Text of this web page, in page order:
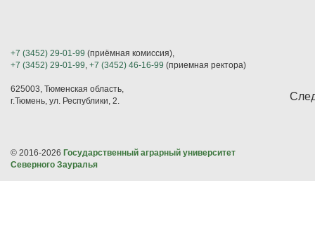
+7 (3452) 29-01-99 (приёмная комиссия),
+7 (3452) 29-01-99, +7 (3452) 46-16-99 (приемная ректора)
625003, Тюменская область,
г.Тюмень, ул. Республики, 2.
© 2016-2026 Государственный аграрный университет
Северного Зауралья